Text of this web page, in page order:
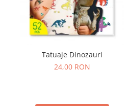
Tatuaje Dinozauri
24,00 RON